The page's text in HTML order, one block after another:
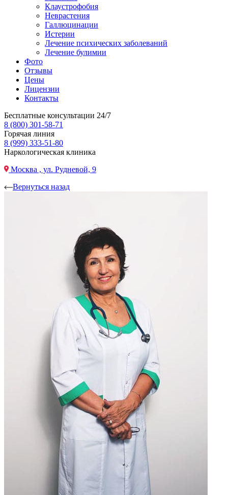
Клаустрофобия
Неврастения
Галлюцинации
Истерии
Лечение психических заболеваний
Лечение булимии
Фото
Отзывы
Цены
Лицензии
Контакты
Бесплатные консультации 24/7
8 (800) 301-58-71
Горячая линия
8 (999) 333-51-80
Наркологическая клиника
Москва , ул. Рудневой, 9
Вернуться назад